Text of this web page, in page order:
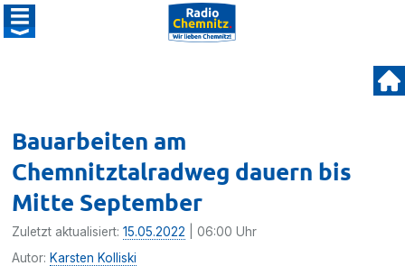
Bauarbeiten am
Chemnitztalradweg dauern bis
Mitte September
Zuletzt aktualisiert:15.05.2022 | 06:00 Uhr
Autor: Karsten Kolliski